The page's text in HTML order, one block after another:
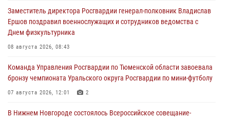
Заместитель директора Росгвардии генерал-полковник Владислав
Ершов поздравил военнослужащих и сотрудников ведомства с
Днем физкультурника
08 августа 2026, 08:43
Команда Управления Росгвардии по Тюменской области завоевала
бронзу чемпионата Уральского округа Росгвардии по мини-футболу
07 августа 2026, 12:01 2
В Нижнем Новгороде состоялось Всероссийское совещание-